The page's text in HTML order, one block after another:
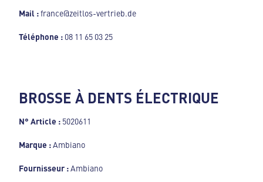
Mail :france@zeitlos-vertrieb.de
Téléphone : 08 11 65 03 25
BROSSE À DENTS ÉLECTRIQUE
N° Article : 5020611
Marque :Ambiano
Fournisseur :Ambiano